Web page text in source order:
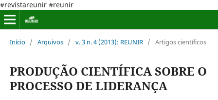
#revistareunir #reunir
Início / Arquivos / v. 3 n. 4 (2013): REUNIR / Artigos científicos
PRODUÇÃO CIENTÍFICA SOBRE O
PROCESSO DE LIDERANÇA